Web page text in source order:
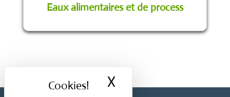
X
Eaux alimentaires et de process